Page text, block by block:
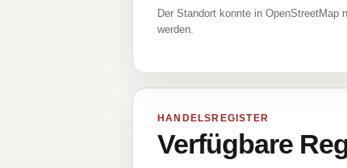
Der Standort konnte in OpenStreetMap
werden.
HANDELSREGISTER
Verfügbare